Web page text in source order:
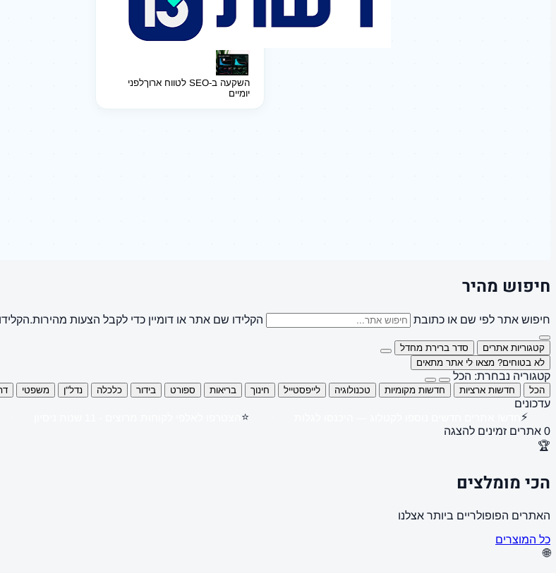
השקעה ב-SEO לטווח ארוך
לפני
יומיים
חיפוש מהיר
חיפוש אתר לפי שם או כתובת הקלידו שם אתר או דומיין כדי לקבל הצעות מהירות.
קטגוריות אתרים
סדר ברירת מחדל
לא בטוחים? מצאו לי אתר מתאים
קטגוריה נבחרת: הכל
הכל חדשות ארציות חדשות מקומיות טכנולוגיה לייפסטייל חינוך בריאות ספורט בידור כלכלה נדל"ן משפטי
עדכונים
⚡
⭐
0 אתרים זמינים להצגה
🏆
הכי מומלצים
האתרים הפופולריים ביותר אצלנו
כל המוצרים
🌐